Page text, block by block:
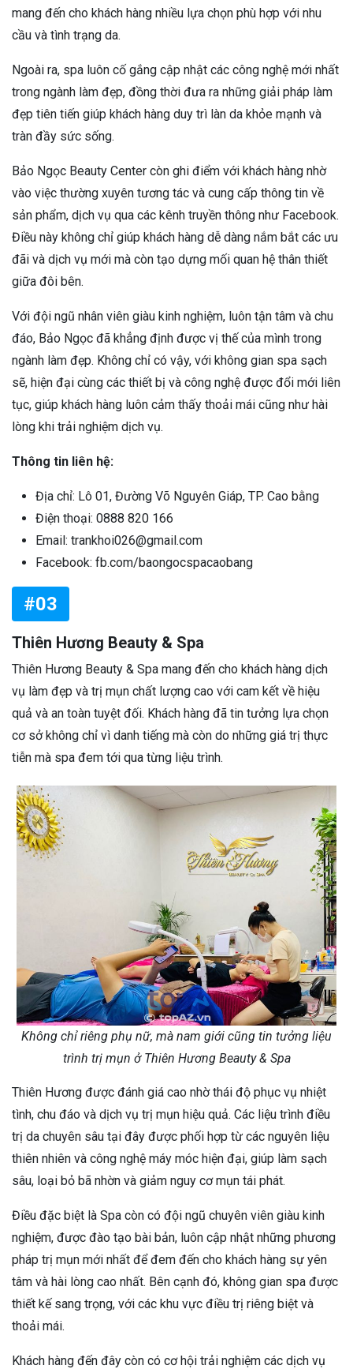
mang đến cho khách hàng nhiều lựa chọn phù hợp với nhu
cầu và tình trạng da.
Ngoài ra, spa luôn cố gắng cập nhật các công nghệ mới nhất
trong ngành làm đẹp, đồng thời đưa ra những giải pháp làm
đẹp tiên tiến giúp khách hàng duy trì làn da khỏe mạnh và
tràn đầy sức sống.
Bảo Ngọc Beauty Center còn ghi điểm với khách hàng nhờ
vào việc thường xuyên tương tác và cung cấp thông tin về
sản phẩm, dịch vụ qua các kênh truyền thông như Facebook.
Điều này không chỉ giúp khách hàng dễ dàng nắm bắt các ưu
đãi và dịch vụ mới mà còn tạo dựng mối quan hệ thân thiết
giữa đôi bên.
Với đội ngũ nhân viên giàu kinh nghiệm, luôn tận tâm và chu
đáo, Bảo Ngọc đã khẳng định được vị thế của mình trong
ngành làm đẹp. Không chỉ có vậy, với không gian spa sạch
sẽ, hiện đại cùng các thiết bị và công nghệ được đổi mới liên
tục, giúp khách hàng luôn cảm thấy thoải mái cũng như hài
lòng khi trải nghiệm dịch vụ.
Thông tin liên hệ:
Địa chỉ: Lô 01, Đường Võ Nguyên Giáp, TP. Cao bằng
Điện thoại: 0888 820 166
Email: trankhoi026@gmail.com
Facebook: fb.com/baongocspacaobang
#03
Thiên Hương Beauty & Spa
Thiên Hương Beauty & Spa mang đến cho khách hàng dịch
vụ làm đẹp và trị mụn chất lượng cao với cam kết về hiệu
quả và an toàn tuyệt đối. Khách hàng đã tin tưởng lựa chọn
cơ sở không chỉ vì danh tiếng mà còn do những giá trị thực
tiễn mà spa đem tới qua từng liệu trình.
Không chỉ riêng phụ nữ, mà nam giới cũng tin tưởng liệu
trình trị mụn ở Thiên Hương Beauty & Spa
Thiên Hương được đánh giá cao nhờ thái độ phục vụ nhiệt
tình, chu đáo và dịch vụ trị mụn hiệu quả. Các liệu trình điều
trị da chuyên sâu tại đây được phối hợp từ các nguyên liệu
thiên nhiên và công nghệ máy móc hiện đại, giúp làm sạch
sâu, loại bỏ bã nhờn và giảm nguy cơ mụn tái phát.
Điều đặc biệt là Spa còn có đội ngũ chuyên viên giàu kinh
nghiệm, được đào tạo bài bản, luôn cập nhật những phương
pháp trị mụn mới nhất để đem đến cho khách hàng sự yên
tâm và hài lòng cao nhất. Bên cạnh đó, không gian spa được
thiết kế sang trọng, với các khu vực điều trị riêng biệt và
thoải mái.
Khách hàng đến đây còn có cơ hội trải nghiệm các dịch vụ